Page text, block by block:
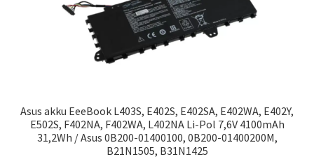
Asus akku EeeBook L403S, E402S, E402SA, E402WA, E402Y,
E502S, F402NA, F402WA, L402NA Li-Pol 7,6V 4100mAh
31,2Wh / Asus 0B200-01400100, 0B200-01400200M,
B21N1505, B31N1425